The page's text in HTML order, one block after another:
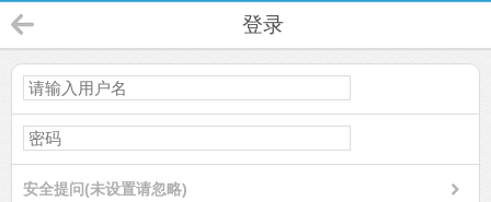
登录
安全提问(未设置请忽略)